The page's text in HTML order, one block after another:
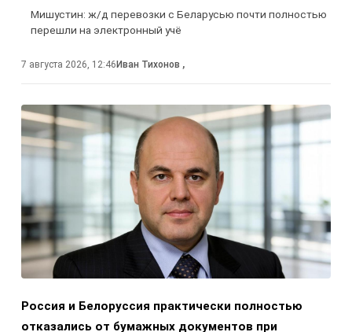
Мишустин: ж/д перевозки с Беларусью почти полностью
перешли на электронный учё
7 августа 2026, 12:46Иван Тихонов ,
Россия и Белоруссия практически полностью
отказались от бумажных документов при